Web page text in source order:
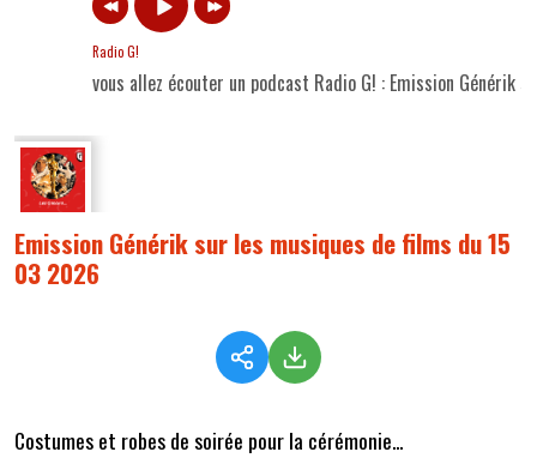
Radio G!
vous allez écouter un podcast Radio G! : Emission Générik
Emission Générik sur les musiques de films du 15
03 2026
Costumes et robes de soirée pour la cérémonie...